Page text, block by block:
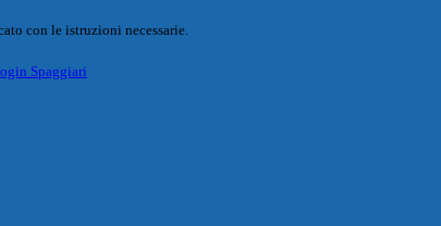
con le istruzioni necessarie.
Spaggiari